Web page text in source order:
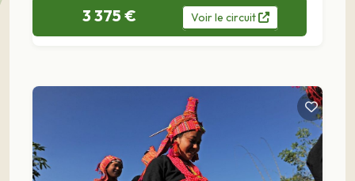
3 375 € Voirle circuit